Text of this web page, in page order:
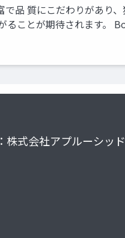
品 質にこだわりがあり
ることが期待されます。
株式会社アプルーシッド